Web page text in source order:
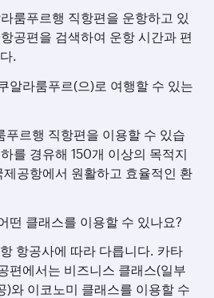
룸푸르행 직항편을 운항하고 있
공편을 검색하여 운항 시간과 편
.
알라룸푸르(으)로 여행할 수 있는
푸르행 직항편을 이용할 수 있습
를 경유해 150개 이상의 목적지
공항에서 원활하고 효율적인 환
떤 클래스를 이용할 수 있나요?
항공사에 따라 다릅니다. 카타
편에서는 비즈니스 클래스(일부
)와 이코노미 클래스를 이용할 수